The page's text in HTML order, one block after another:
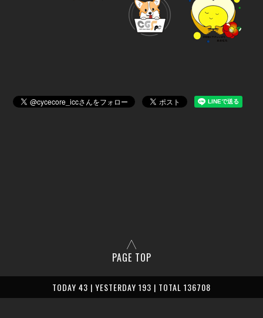
PAGE TOP
TODAY 43 | YESTERDAY 193 | TOTAL 136708